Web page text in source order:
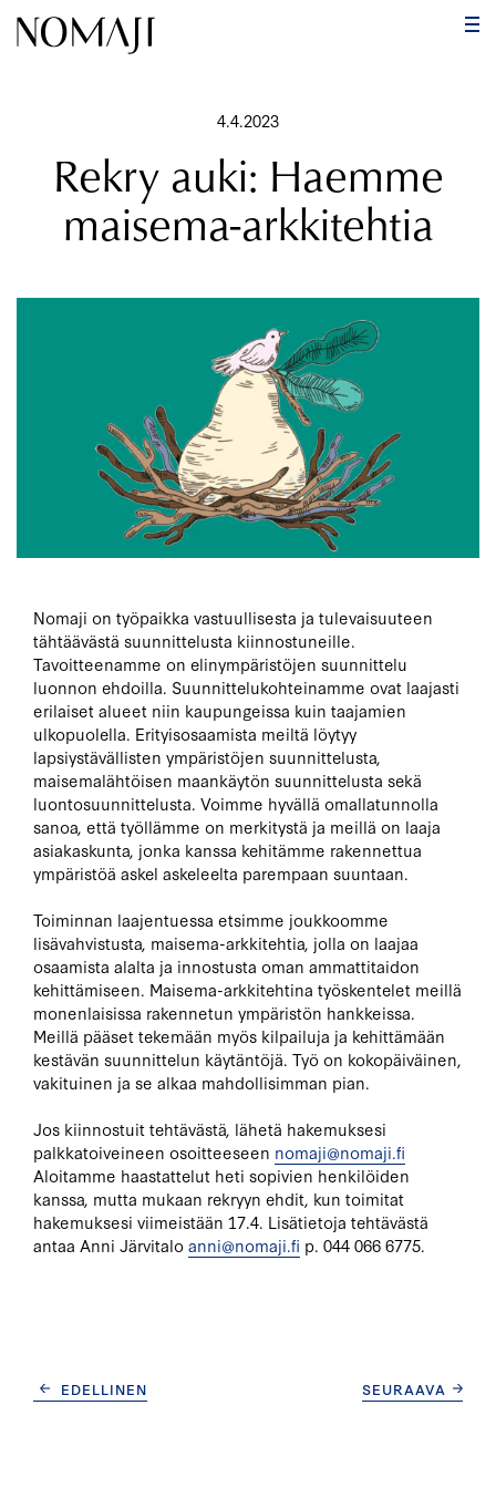
4.4.2023
Rekry auki: Haemme
maisema-arkkitehtia
Nomaji on työpaikka vastuullisesta ja tulevaisuuteen
tähtäävästä suunnittelusta kiinnostuneille.
Tavoitteenamme on elinympäristöjen suunnittelu
luonnon ehdoilla. Suunnittelukohteinamme ovat laajasti
erilaiset alueet niin kaupungeissa kuin taajamien
ulkopuolella. Erityisosaamista meiltä löytyy
lapsiystävällisten ympäristöjen suunnittelusta,
maisemalähtöisen maankäytön suunnittelusta sekä
luontosuunnittelusta. Voimme hyvällä omallatunnolla
sanoa, että työllämme on merkitystä ja meillä on laaja
asiakaskunta, jonka kanssa kehitämme rakennettua
ympäristöä askel askeleelta parempaan suuntaan.
Toiminnan laajentuessa etsimme joukkoomme
lisävahvistusta, maisema-arkkitehtia, jolla on laajaa
osaamista alalta ja innostusta oman ammattitaidon
kehittämiseen. Maisema-arkkitehtina työskentelet meillä
monenlaisissa rakennetun ympäristön hankkeissa.
Meillä pääset tekemään myös kilpailuja ja kehittämään
kestävän suunnittelun käytäntöjä. Työ on kokopäiväinen,
vakituinen ja se alkaa mahdollisimman pian.
Jos kiinnostuit tehtävästä, lähetä hakemuksesi
palkkatoiveineen osoitteeseen nomaji@nomaji.fi
Aloitamme haastattelut heti sopivien henkilöiden
kanssa, mutta mukaan rekryyn ehdit, kun toimitat
hakemuksesi viimeistään 17.4. Lisätietoja tehtävästä
antaa Anni Järvitaloanni@nomaji.fi p. 044 066 6775.
ARTIKKELIEN
EDELLINEN SEURAAVA